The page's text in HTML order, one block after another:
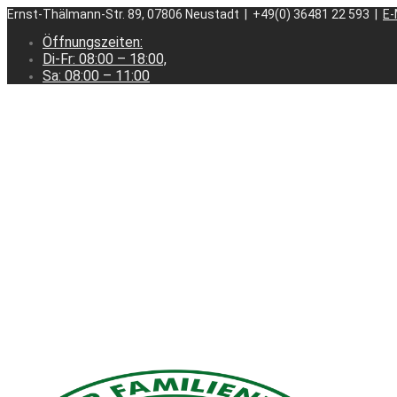
Ernst-Thälmann-Str. 89, 07806 Neustadt | +49(0) 36481 22 593 |
Öffnungszeiten:
Di-Fr: 08:00 – 18:00,
Sa: 08:00 – 11:00